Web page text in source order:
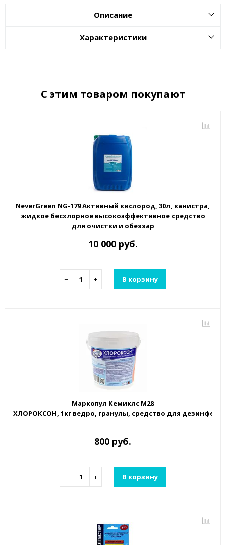
Описание
Характеристики
С этим товаром покупают
NeverGreen NG-179 Активный кислород, 30л, канистра,
жидкое бесхлорное высокоэффективное средство
для очистки и обеззар
10 000 руб.
− + В корзину
Маркопул Кемиклс М28
ХЛОРОКСОН, 1кг ведро, гранулы, средство для
800 руб.
− + В корзину